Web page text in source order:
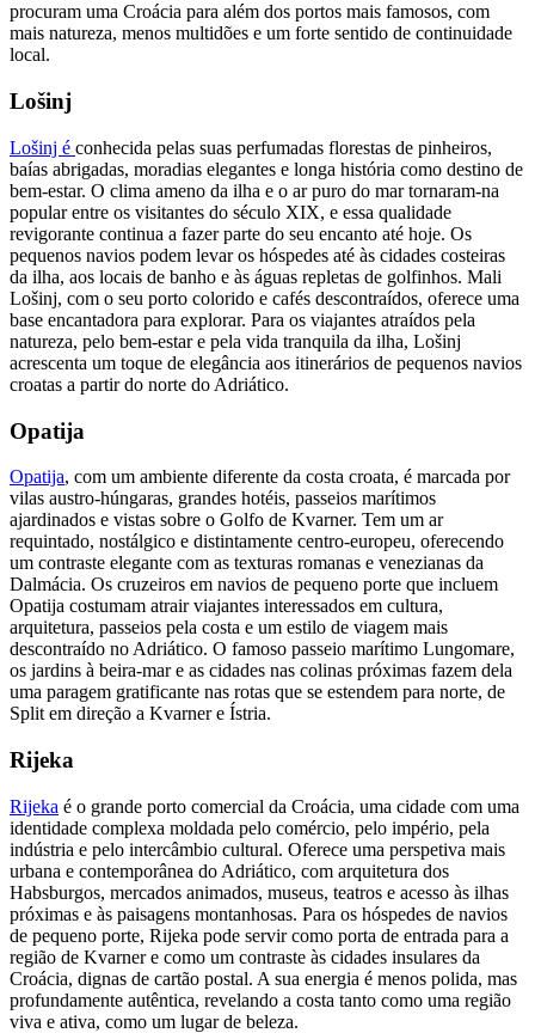
procuram uma Croácia para além dos portos mais famosos, com
mais natureza, menos multidões e um forte sentido de continuidade
local.
Lošinj
Lošinj é conhecida pelas suas perfumadas florestas de pinheiros,
baías abrigadas, moradias elegantes e longa história como destino de
bem-estar. O clima ameno da ilha e o ar puro do mar tornaram-na
popular entre os visitantes do século XIX, e essa qualidade
revigorante continua a fazer parte do seu encanto até hoje. Os
pequenos navios podem levar os hóspedes até às cidades costeiras
da ilha, aos locais de banho e às águas repletas de golfinhos. Mali
Lošinj, com o seu porto colorido e cafés descontraídos, oferece uma
base encantadora para explorar. Para os viajantes atraídos pela
natureza, pelo bem-estar e pela vida tranquila da ilha, Lošinj
acrescenta um toque de elegância aos itinerários de pequenos navios
croatas a partir do norte do Adriático.
Opatija
Opatija, com um ambiente diferente da costa croata, é marcada por
vilas austro-húngaras, grandes hotéis, passeios marítimos
ajardinados e vistas sobre o Golfo de Kvarner. Tem um ar
requintado, nostálgico e distintamente centro-europeu, oferecendo
um contraste elegante com as texturas romanas e venezianas da
Dalmácia. Os cruzeiros em navios de pequeno porte que incluem
Opatija costumam atrair viajantes interessados em cultura,
arquitetura, passeios pela costa e um estilo de viagem mais
descontraído no Adriático. O famoso passeio marítimo Lungomare,
os jardins à beira-mar e as cidades nas colinas próximas fazem dela
uma paragem gratificante nas rotas que se estendem para norte, de
Split em direção a Kvarner e Ístria.
Rijeka
Rijeka é o grande porto comercial da Croácia, uma cidade com uma
identidade complexa moldada pelo comércio, pelo império, pela
indústria e pelo intercâmbio cultural. Oferece uma perspetiva mais
urbana e contemporânea do Adriático, com arquitetura dos
Habsburgos, mercados animados, museus, teatros e acesso às ilhas
próximas e às paisagens montanhosas. Para os hóspedes de navios
de pequeno porte, Rijeka pode servir como porta de entrada para a
região de Kvarner e como um contraste às cidades insulares da
Croácia, dignas de cartão postal. A sua energia é menos polida, mas
profundamente autêntica, revelando a costa tanto como uma região
viva e ativa, como um lugar de beleza.